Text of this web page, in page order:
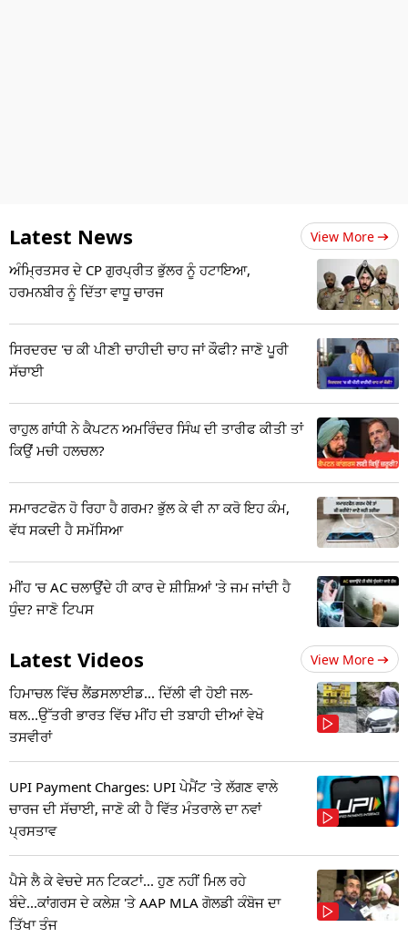
Latest News View More
ਅੰਮ੍ਰਿਤਸਰ ਦੇ CP ਗੁਰਪ੍ਰੀਤ ਭੁੱਲਰ ਨੂੰ ਹਟਾਇਆ,
ਹਰਮਨਬੀਰ ਨੂੰ ਦਿੱਤਾ ਵਾਧੂ ਚਾਰਜ
ਸਿਰਦਰਦ 'ਚ ਕੀ ਪੀਣੀ ਚਾਹੀਦੀ ਚਾਹ ਜਾਂ ਕੌਫੀ? ਜਾਣੋ ਪੂਰੀ
ਸੱਚਾਈ
ਰਾਹੁਲ ਗਾਂਧੀ ਨੇ ਕੈਪਟਨ ਅਮਰਿੰਦਰ ਸਿੰਘ ਦੀ ਤਾਰੀਫ ਕੀਤੀ ਤਾਂ
ਕਿਉਂ ਮਚੀ ਹਲਚਲ?
ਸਮਾਰਟਫੋਨ ਹੋ ਰਿਹਾ ਹੈ ਗਰਮ? ਭੁੱਲ ਕੇ ਵੀ ਨਾ ਕਰੋ ਇਹ ਕੰਮ,
ਵੱਧ ਸਕਦੀ ਹੈ ਸਮੱਸਿਆ
ਮੀਂਹ 'ਚ AC ਚਲਾਉਂਦੇ ਹੀ ਕਾਰ ਦੇ ਸ਼ੀਸ਼ਿਆਂ 'ਤੇ ਜਮ ਜਾਂਦੀ ਹੈ
ਧੁੰਦ? ਜਾਣੋ ਟਿਪਸ
Latest Videos View More
ਹਿਮਾਚਲ ਵਿੱਚ ਲੈਂਡਸਲਾਈਡ... ਦਿੱਲੀ ਵੀ ਹੋਈ ਜਲ-
ਥਲ...ਉੱਤਰੀ ਭਾਰਤ ਵਿੱਚ ਮੀਂਹ ਦੀ ਤਬਾਹੀ ਦੀਆਂ ਵੇਖੋ
ਤਸਵੀਰਾਂ
UPI Payment Charges: UPI ਪੇਮੈਂਟ 'ਤੇ ਲੱਗਣ ਵਾਲੇ
ਚਾਰਜ ਦੀ ਸੱਚਾਈ, ਜਾਣੋ ਕੀ ਹੈ ਵਿੱਤ ਮੰਤਰਾਲੇ ਦਾ ਨਵਾਂ
ਪ੍ਰਸਤਾਵ
ਪੈਸੇ ਲੈ ਕੇ ਵੇਚਦੇ ਸਨ ਟਿਕਟਾਂ... ਹੁਣ ਨਹੀਂ ਮਿਲ ਰਹੇ
ਬੰਦੇ...ਕਾਂਗਰਸ ਦੇ ਕਲੇਸ਼ 'ਤੇ AAP MLA ਗੋਲਡੀ ਕੰਬੋਜ ਦਾ
ਤਿੱਖਾ ਤੰਜ